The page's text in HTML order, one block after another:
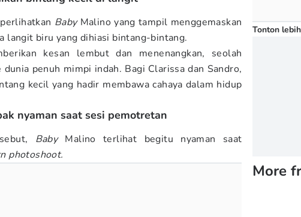
BabyMalino yang tampil menggemaskan
langit biru yang dihiasi bintang-bintang.
kesan lembut dan menenangkan, seolah
penuh mimpi indah. Bagi Clarissa dan Sandro,
kecil yang hadir membawa cahaya dalam hidup
nyaman saat sesi pemotretan
BabyMalino terlihat begitu nyaman saat
photoshoot.
Tonton
More